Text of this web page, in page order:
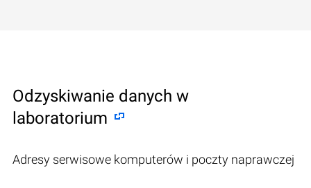
Odzyskiwanie danych w
laboratorium
Adresy serwisowe komputerów i poczty naprawczej